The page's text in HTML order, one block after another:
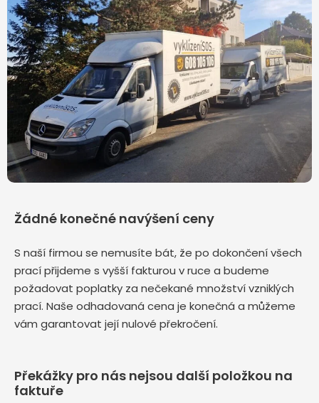
Žádné konečné navýšení ceny
S naší firmou se nemusíte bát, že po dokončení všech
prací přijdeme s vyšší fakturou v ruce a budeme
požadovat poplatky za nečekané množství vzniklých
prací. Naše odhadovaná cena je konečná a můžeme
vám garantovat její nulové překročení.
Překážky pro nás nejsou další položkou na
faktuře